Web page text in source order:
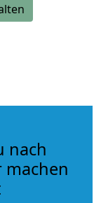
nach
machen